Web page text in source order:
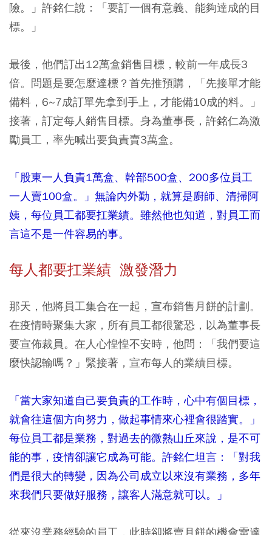
險。」許銘仁說：「要訂一個有意義、能夠達成的目
標。」
最後，他們訂出12萬盒銷售目標，較前一年成長3
倍。問題是要怎麼達標？首先推預購，「先接單才能
備料，6~7成訂單先拿到手上，才能備10成的料。」
接著，訂定每人銷售目標。身為董事長，許銘仁為激
勵員工，率先喊出要負責賣3萬盒。
「股東一人負責1萬盒、幹部500盒、200多位員工
一人賣100盒。」無論內外勤，就算是廚師、清掃阿
姨，每位員工都要扛業績。雖然他也知道，對員工而
言這不是一件容易的事。
每人都要扛業績 激發潛力
那天，他將員工集合在一起，宣布銷售月餅的計劃。
在疫情時聚集大家，所有員工都很驚恐，以為董事長
要宣佈裁員。在人心惶惶不安時，他問：「我們要這
麼快認輸嗎？」緊接著，宣布每人的業績目標。
「當大家知道自己要負責的工作時，心中有個目標，
就會往這個方向努力，做起事情來心裡會很踏實。」
每位員工都是業務，對過去的微熱山丘來說，是不可
能的事，疫情卻讓它成為可能。許銘仁坦言：「對我
們是很大的轉變，因為公司成立以來沒有業務，多年
來我們只要做好服務，讓客人滿意就可以。」